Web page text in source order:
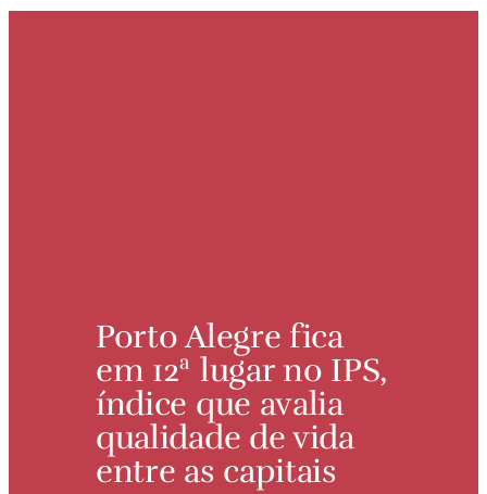
Porto Alegre fica
em 12ª lugar no IPS,
índice que avalia
qualidade de vida
entre as capitais